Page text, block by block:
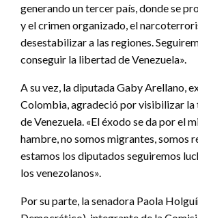
generando un tercer país, donde se
y el crimen organizado, el
desestabilizar a las regiones.
conseguir la libertad de Venezuela».
A su vez, la diputada Gaby Arellano,
Colombia, agradeció por visibilizar la
de Venezuela. «El éxodo se da por el
hambre, no somos migrantes, somos
estamos los diputados seguiremos
los venezolanos».
Por su parte, la senadora Paola